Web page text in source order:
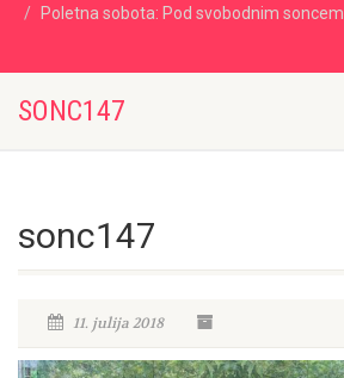
Poletna sobota: Pod svobodnim soncem
SONC147
sonc147
11. julija 2018